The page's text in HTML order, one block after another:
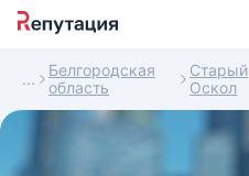
Белгородская
область
Старый
Оскол